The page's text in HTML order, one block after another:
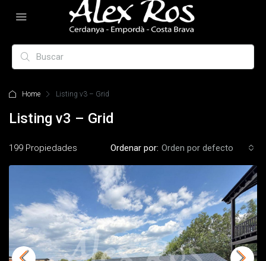
Home Listing v3 – Grid
Listing v3 – Grid
199 Propiedades Ordenar por: Orden por defecto